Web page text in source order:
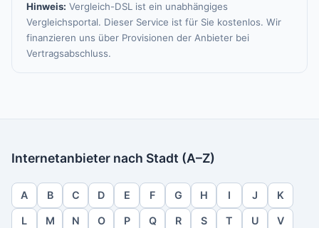
Hinweis: Vergleich-DSL ist ein unabhängiges
Vergleichsportal. Dieser Service ist für Sie kostenlos. Wir
finanzieren uns über Provisionen der Anbieter bei
Vertragsabschluss.
Internetanbieter nach Stadt (A–Z)
A B C D E F G H I J K
L M N O P Q R S T U V